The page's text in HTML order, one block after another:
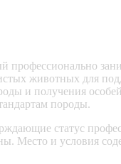
профессионально
животных для
и получения
породы.
статус
Место и условия